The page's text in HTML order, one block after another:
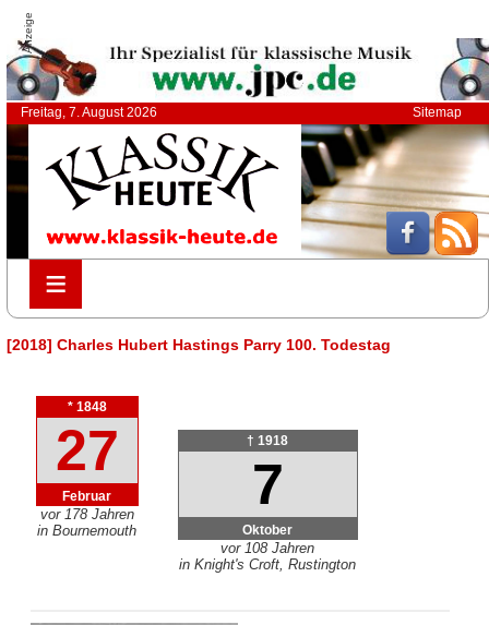
Anzeige
Freitag, 7. August 2026 Sitemap
≡
≡
[2018] Charles Hubert Hastings Parry 100. Todestag
* 1848
27
Februar
vor 178 Jahren
in Bournemouth
† 1918
7
Oktober
vor 108 Jahren
in Knight's Croft, Rustington